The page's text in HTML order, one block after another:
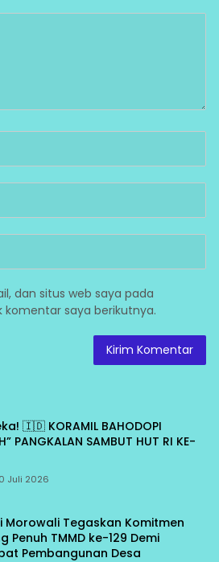
dan situs web saya pada
saya berikutnya.
BAHODOPI
PANGKALAN SAMBUT HUT RI KE-
Juli 2026
Morowali Tegaskan Komitmen
Penuh TMMD ke-129 Demi
Pembangunan Desa